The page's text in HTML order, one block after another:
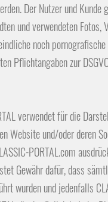
Der Nutzer und
und verwendeten
noch
Pflichtangaben zur
verwendet für die
Website und/oder deren
PORTAL.com
Gewähr dafür, dass
wurden und jedenfalls